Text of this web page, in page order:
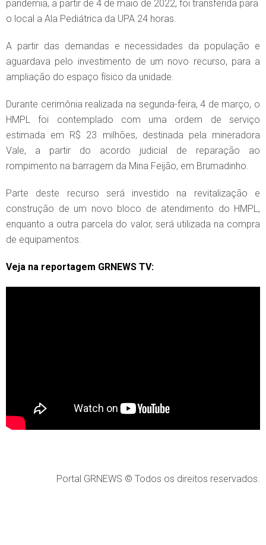
pandemia, a partir de 4 de maio de 2022, foi transferida para
o local a Ala Pediátrica da UPA 24 horas.
A partir das demandas e necessidades da população e
aguardava pelo investimento de um novo recurso, para a
ampliação do espaço físico da unidade.
Durante cerimônia realizada na segunda-feira, 4 de março, o
HMPL foi contemplado com uma ordem de serviço
estimada em R$ 23 milhões, destinada pela mineradora
Vale, a partir do acordo judicial de reparação ao
rompimento na barragem da Mina Feijão, em Brumadinho.
Parte deste recurso será investido na revitalização e
construção de um novo bloco de atendimento do HMPL,
enquanto a outra parcela do valor, será utilizada na compra
de equipamentos.
Veja na reportagem GRNEWS TV:
Portal GRNEWS © Todos os direitos reservados.